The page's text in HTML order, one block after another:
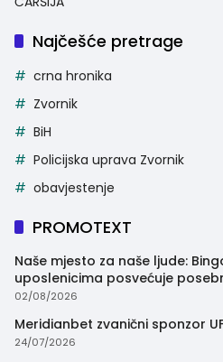
Najčešće pretrage
crna hronika
Zvornik
BiH
Policijska uprava Zvornik
obavjestenje
PROMOTEXT
Naše mjesto za naše ljude:
uposlenicima posvećuje
trenutak
02/08/2026
Meridianbet zvanični sponzor
24/07/2026